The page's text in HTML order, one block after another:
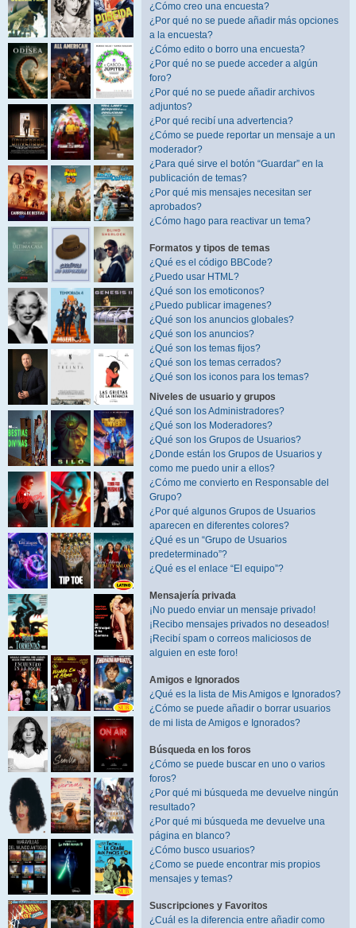
¿Cómo creo una encuesta?
¿Por qué no se puede añadir más opciones
a la encuesta?
¿Cómo edito o borro una encuesta?
¿Por qué no se puede acceder a algún
foro?
¿Por qué no se puede añadir archivos
adjuntos?
¿Por qué recibí una advertencia?
¿Cómo se puede reportar un mensaje a un
moderador?
¿Para qué sirve el botón “Guardar” en la
publicación de temas?
¿Por qué mis mensajes necesitan ser
aprobados?
¿Cómo hago para reactivar un tema?
Formatos y tipos de temas
¿Qué es el código BBCode?
¿Puedo usar HTML?
¿Qué son los emoticonos?
¿Puedo publicar imagenes?
¿Qué son los anuncios globales?
¿Qué son los anuncios?
¿Qué son los temas fijos?
¿Qué son los temas cerrados?
¿Qué son los iconos para los temas?
Niveles de usuario y grupos
¿Qué son los Administradores?
¿Qué son los Moderadores?
¿Qué son los Grupos de Usuarios?
¿Donde están los Grupos de Usuarios y
como me puedo unir a ellos?
¿Cómo me convierto en Responsable del
Grupo?
¿Por qué algunos Grupos de Usuarios
aparecen en diferentes colores?
¿Qué es un “Grupo de Usuarios
predeterminado”?
¿Qué es el enlace “El equipo”?
Mensajería privada
¡No puedo enviar un mensaje privado!
¡Recibo mensajes privados no deseados!
¡Recibí spam o correos maliciosos de
alguien en este foro!
Amigos e Ignorados
¿Qué es la lista de Mis Amigos e Ignorados?
¿Cómo se puede añadir o borrar usuarios
de mi lista de Amigos e Ignorados?
Búsqueda en los foros
¿Cómo se puede buscar en uno o varios
foros?
¿Por qué mi búsqueda me devuelve ningún
resultado?
¿Por qué mi búsqueda me devuelve una
página en blanco?
¿Cómo busco usuarios?
¿Como se puede encontrar mis propios
mensajes y temas?
Suscripciones y Favoritos
¿Cuál es la diferencia entre añadir como